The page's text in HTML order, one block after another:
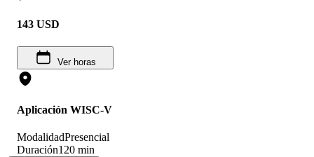
143 USD
Ver horas
Aplicación WISC-V
ModalidadPresencial
Duración120 min